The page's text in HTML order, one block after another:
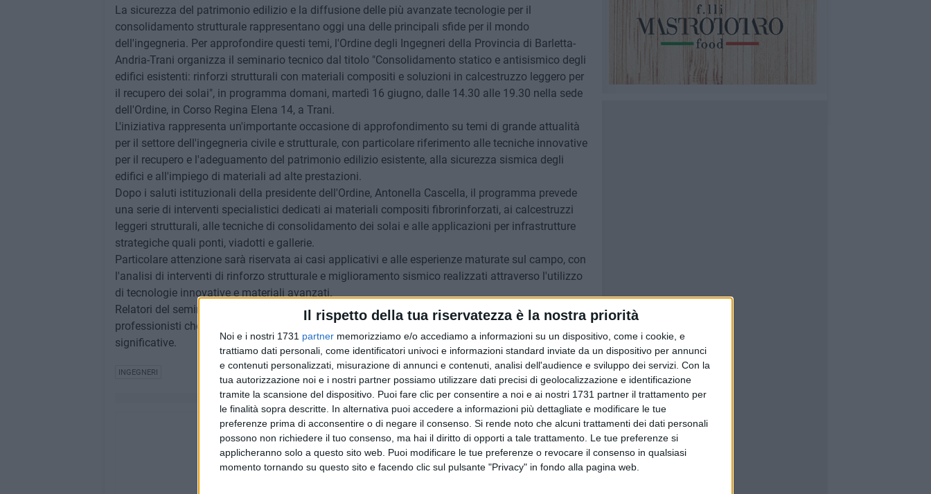
Il rispetto della tua riservatezza è la nostra priorità
Noi e i nostri 1731 partner memorizziamo e/o accediamo a informazioni su un dispositivo, come i cookie, e
trattiamo dati personali, come identificatori univoci e informazioni standard inviate da un dispositivo per annunci
e contenuti personalizzati, misurazione di annunci e contenuti, analisi dell'audience e sviluppo dei servizi. Con la
tua autorizzazione noi e i nostri partner possiamo utilizzare dati precisi di geolocalizzazione e identificazione
tramite la scansione del dispositivo. Puoi fare clic per consentire a noi e ai nostri 1731 partner il trattamento per
le finalità sopra descritte. In alternativa puoi accedere a informazioni più dettagliate e modificare le tue
preferenze prima di acconsentire o di negare il consenso. Si rende noto che alcuni trattamenti dei dati personali
possono non richiedere il tuo consenso, ma hai il diritto di opporti a tale trattamento. Le tue preferenze si
applicheranno solo a questo sito web. Puoi modificare le tue preferenze o revocare il consenso in qualsiasi
momento tornando su questo sito e facendo clic sul pulsante "Privacy" in fondo alla pagina web.
La sicurezza del patrimonio edilizio e la diffusione delle più avanzate tecnologie per il
consolidamento strutturale rappresentano oggi una delle principali sfide per il mondo
dell'ingegneria. Per approfondire questi temi, l'Ordine degli Ingegneri della Provincia di Barletta-
Andria-Trani organizza il seminario tecnico dal titolo "Consolidamento statico e antisismico degli
edifici esistenti: rinforzi strutturali con materiali compositi e soluzioni in calcestruzzo leggero per
il recupero dei solai", in programma domani, martedì 16 giugno, dalle 14.30 alle 19.30 nella sede
dell'Ordine, in Corso Regina Elena 14, a Trani.
L'iniziativa rappresenta un'importante occasione di approfondimento su temi di grande attualità
per il settore dell'ingegneria civile e strutturale, con particolare riferimento alle tecniche innovative
per il recupero e l'adeguamento del patrimonio edilizio esistente, alla sicurezza sismica degli
edifici e all'impiego di materiali ad alte prestazioni.
Dopo i saluti istituzionali della presidente dell'Ordine, Antonella Cascella, il programma prevede
una serie di interventi specialistici dedicati ai materiali compositi fibrorinforzati, ai calcestruzzi
leggeri strutturali, alle tecniche di consolidamento dei solai e alle applicazioni per infrastrutture
strategiche quali ponti, viadotti e gallerie.
Particolare attenzione sarà riservata ai casi applicativi e alle esperienze maturate sul campo, con
l'analisi di interventi di rinforzo strutturale e miglioramento sismico realizzati attraverso l'utilizzo
di tecnologie innovative e materiali avanzati.
Relatori del seminario saranno gli ingegneri Stefano Errico, Martina Argeri e Giacomo Alicino,
professionisti che illustreranno aspetti normativi, metodologie progettuali e case history
significative.
INGEGNERI